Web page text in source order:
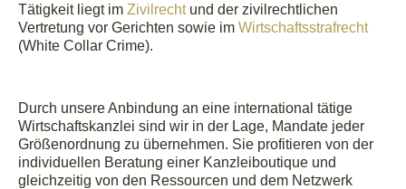
Tätigkeit liegt im Zivilrechtund der zivilrechtlichen
Vertretung vor Gerichten sowie im Wirtschaftsstrafrecht
(White Collar Crime).
Durch unsere Anbindung an eine international tätige
Wirtschaftskanzlei sind wir in der Lage, Mandate jeder
Größenordnung zu übernehmen. Sie profitieren von der
individuellen Beratung einer Kanzleiboutique und
gleichzeitig von den Ressourcen und dem Netzwerk